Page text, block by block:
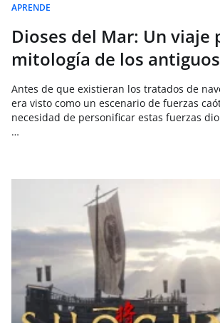
APRENDE
Dioses del Mar: Un viaje
mitología de los
Antes de que existieran los tratados de
era visto como un escenario de fuerzas
necesidad de personificar estas fuerzas
…